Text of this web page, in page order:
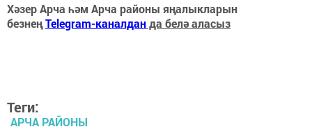
Хәзер Арча һәм Арча районы яңалыкларын
безнеңTelegram-каналданда белә аласыз
Теги:
АРЧА РАЙОНЫ